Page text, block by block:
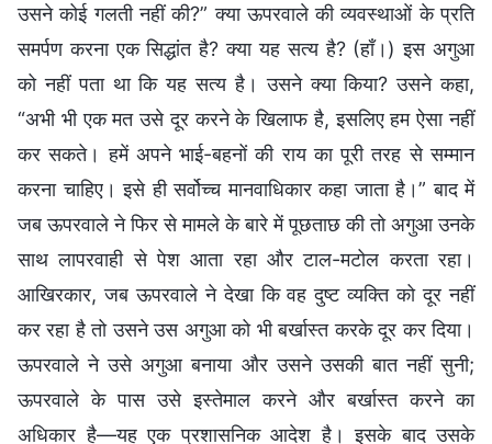
उसने कोई गलती नहीं की?” क्या ऊपरवाले की व्यवस्थाओं के प्रति
समर्पण करना एक सिद्धांत है? क्या यह सत्य है? (हाँ।) इस अगुआ
को नहीं पता था कि यह सत्य है। उसने क्या किया? उसने कहा,
“अभी भी एक मत उसे दूर करने के खिलाफ है, इसलिए हम ऐसा नहीं
कर सकते। हमें अपने भाई-बहनों की राय का पूरी तरह से सम्मान
करना चाहिए। इसे ही सर्वोच्च मानवाधिकार कहा जाता है।” बाद में
जब ऊपरवाले ने फिर से मामले के बारे में पूछताछ की तो अगुआ उनके
साथ लापरवाही से पेश आता रहा और टाल-मटोल करता रहा।
आखिरकार, जब ऊपरवाले ने देखा कि वह दुष्ट व्यक्ति को दूर नहीं
कर रहा है तो उसने उस अगुआ को भी बर्खास्त करके दूर कर दिया।
ऊपरवाले ने उसे अगुआ बनाया और उसने उसकी बात नहीं सुनी;
ऊपरवाले के पास उसे इस्तेमाल करने और बर्खास्त करने का
अधिकार है—यह एक प्रशासनिक आदेश है। इसके बाद उसके